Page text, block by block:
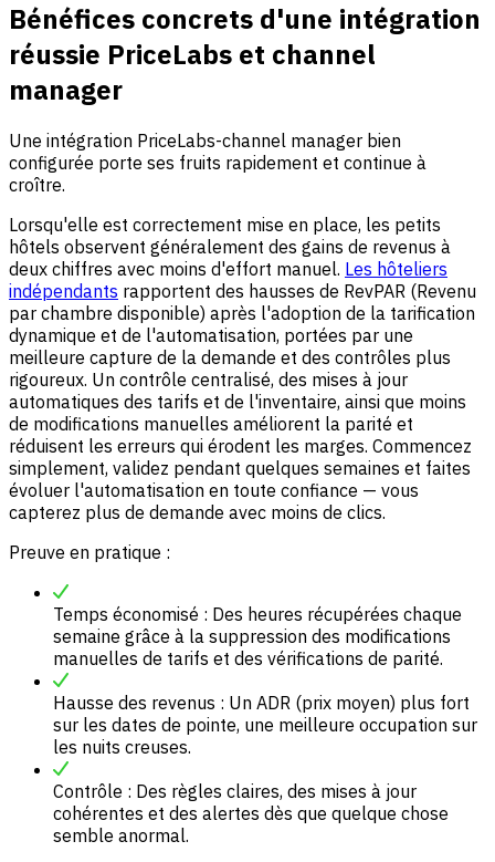
Bénéfices concrets d'une intégration
réussie PriceLabs et channel
manager
Une intégration PriceLabs-channel manager bien
configurée porte ses fruits rapidement et continue à
croître.
Lorsqu'elle est correctement mise en place, les petits
hôtels observent généralement des gains de revenus à
deux chiffres avec moins d'effort manuel. Les hôteliers
indépendants rapportent des hausses de RevPAR (Revenu
par chambre disponible) après l'adoption de la tarification
dynamique et de l'automatisation, portées par une
meilleure capture de la demande et des contrôles plus
rigoureux. Un contrôle centralisé, des mises à jour
automatiques des tarifs et de l'inventaire, ainsi que moins
de modifications manuelles améliorent la parité et
réduisent les erreurs qui érodent les marges. Commencez
simplement, validez pendant quelques semaines et faites
évoluer l'automatisation en toute confiance — vous
capterez plus de demande avec moins de clics.
Preuve en pratique :
Temps économisé : Des heures récupérées chaque
semaine grâce à la suppression des modifications
manuelles de tarifs et des vérifications de parité.
Hausse des revenus : Un ADR (prix moyen) plus fort
sur les dates de pointe, une meilleure occupation sur
les nuits creuses.
Contrôle : Des règles claires, des mises à jour
cohérentes et des alertes dès que quelque chose
semble anormal.